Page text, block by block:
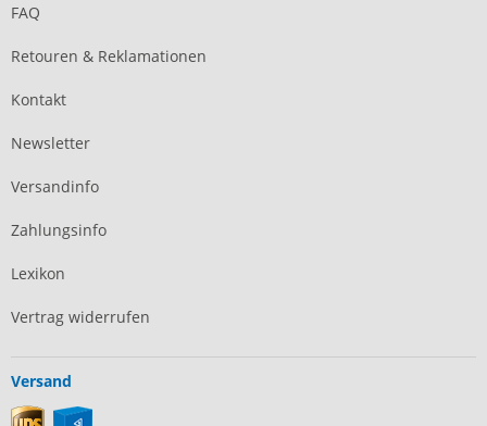
FAQ
Retouren & Reklamationen
Kontakt
Newsletter
Versandinfo
Zahlungsinfo
Lexikon
Vertrag widerrufen
Versand